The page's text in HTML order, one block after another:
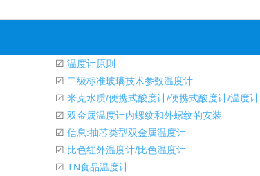
☑ 温度计原则
☑ 二级标准玻璃技术参数温度计
☑ 米克水质/便携式酸度计/便携式酸度计/温度计
☑ 双金属温度计内螺纹和外螺纹的安装
☑ 信息:抽芯类型双金属温度计
☑ 比色红外温度计/比色温度计
☑ TN食品温度计